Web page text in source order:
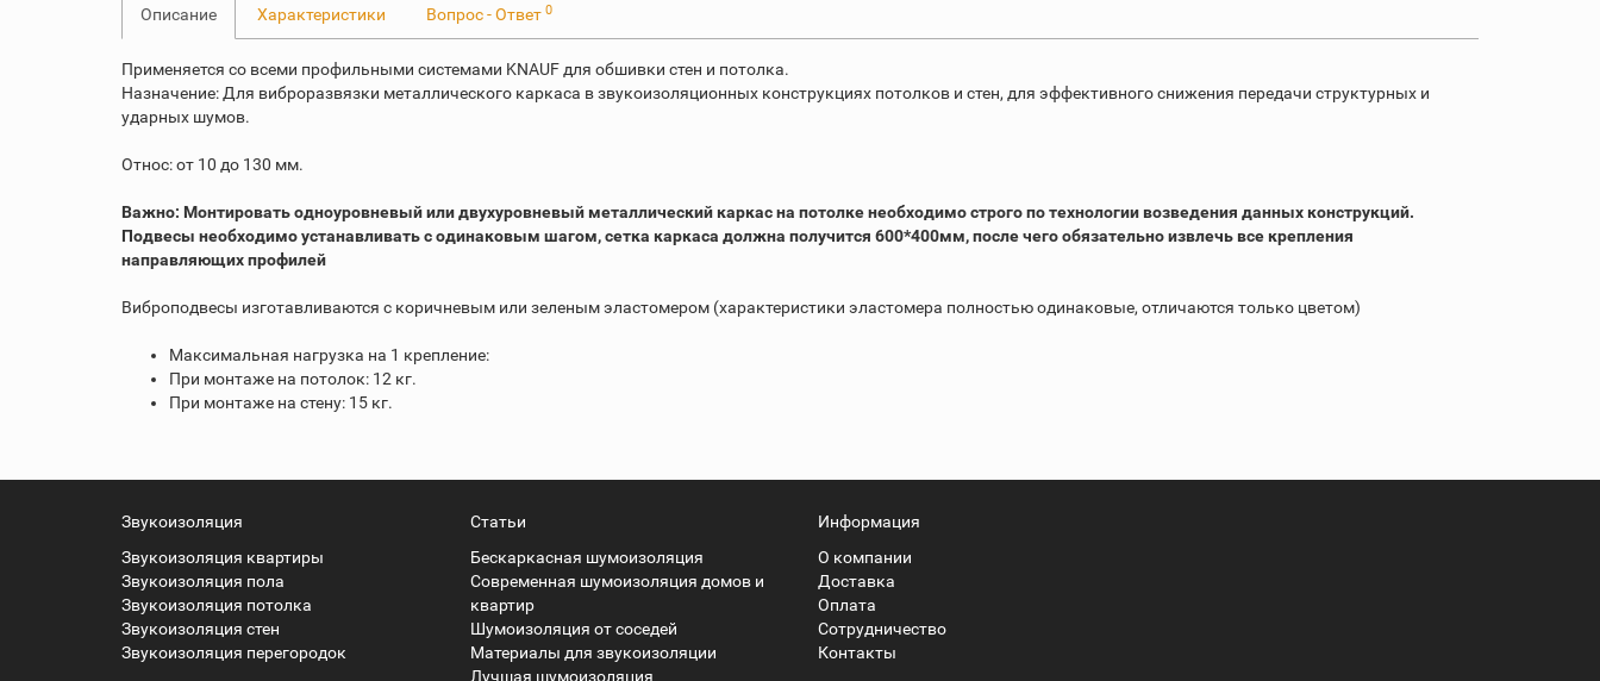
Описание Характеристики Вопрос - Ответ 0
Применяется со всеми профильными системами KNAUF для обшивки стен и потолка.
Назначение: Для виброразвязки металлического каркаса в звукоизоляционных конструкциях потолков и стен, для эффективного снижения передачи структурных и
ударных шумов.
Относ: от 10 до 130 мм.
Важно: Монтировать одноуровневый или двухуровневый металлический каркас на потолке необходимо строго по технологии возведения данных конструкций.
Подвесы необходимо устанавливать с одинаковым шагом, сетка каркаса должна получится 600*400мм, после чего обязательно извлечь все крепления
направляющих профилей
Виброподвесы изготавливаются с коричневым или зеленым эластомером (характеристики эластомера полностью одинаковые, отличаются только цветом)
Максимальная нагрузка на 1 крепление:
При монтаже на потолок: 12 кг.
При монтаже на стену: 15 кг.
Звукоизоляция
Звукоизоляция квартиры
Звукоизоляция пола
Звукоизоляция потолка
Звукоизоляция стен
Звукоизоляция перегородок
Статьи
Бескаркасная шумоизоляция
Современная шумоизоляция домов и
квартир
Шумоизоляция от соседей
Материалы для звукоизоляции
Лучшая шумоизоляция
Информация
О компании
Доставка
Оплата
Сотрудничество
Контакты